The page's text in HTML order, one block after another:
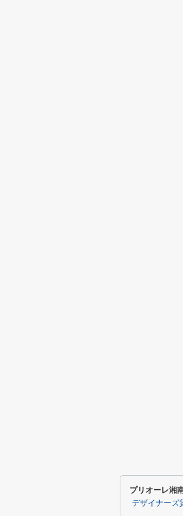
プリオーレ湘
デザイナーズ